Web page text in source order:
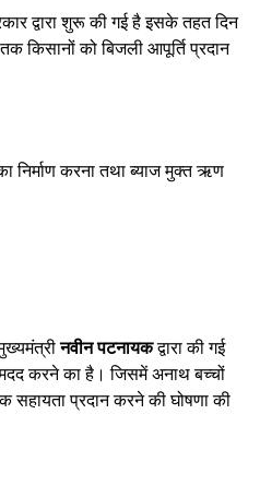
द्वारा शुरू की गई है इसके तहत दिन
किसानों को बिजली आपूर्ति प्रदान
करना तथा ब्याज मुक्त ऋण
नवीन पटनायकद्वारा की गई
करने का है। जिसमें अनाथ बच्चों
सहायता प्रदान करने की घोषणा की